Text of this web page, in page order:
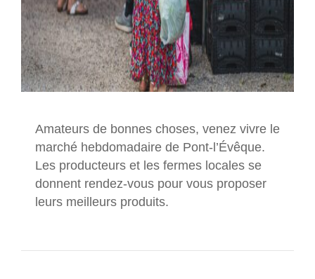
Amateurs de bonnes choses, venez vivre le
marché hebdomadaire de Pont-l’Évêque.
Les producteurs et les fermes locales se
donnent rendez-vous pour vous proposer
leurs meilleurs produits.